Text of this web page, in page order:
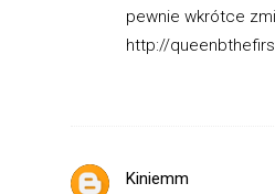
pewnie wkrótce
http://
Kiniemm